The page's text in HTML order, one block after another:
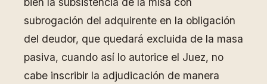
subrogación del adquirente en la obligación
del deudor, que quedará excluida de la masa
pasiva, cuando así lo autorice el Juez, no
cabe inscribir la adjudicación de manera